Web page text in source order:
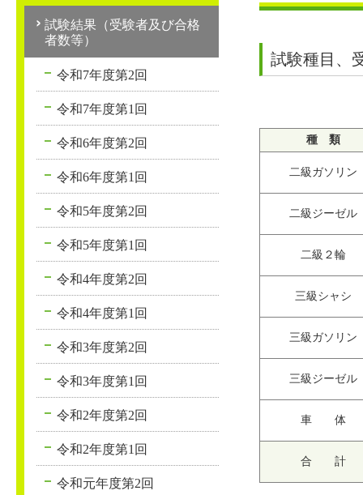
試験種目、
種 類
二級ガソリン
二級ジーゼル
二級２輪
三級シャシ
三級ガソリン
三級ジーゼル
車 体
合 計
試験結果（受験者及び合格
者数等）
令和7年度第2回
令和7年度第1回
令和6年度第2回
令和6年度第1回
令和5年度第2回
令和5年度第1回
令和4年度第2回
令和4年度第1回
令和3年度第2回
令和3年度第1回
令和2年度第2回
令和2年度第1回
令和元年度第2回